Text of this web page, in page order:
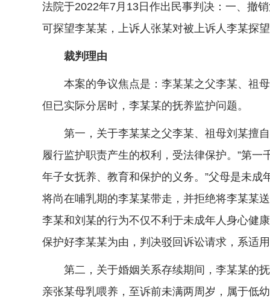
法院于2022年7月13日作出民事判决：一、撤
可探望李某某，上诉人张某对被上诉人李某探
裁判理由
本案的争议焦点是：李某某之父李某、祖母
但已实际分居时，李某某的抚养监护问题。
第一，关于李某某之父李某、祖母刘某擅自
履行监护职责产生的权利，受法律保护。”第
年子女抚养、教育和保护的义务。”父母是未
将尚在哺乳期的李某某带走，并拒绝将李某某
李某和刘某的行为不仅不利于未成年人身心健
保护好李某某为由，判决驳回诉讼请求，系适
第二，关于婚姻关系存续期间，李某某的抚
亲张某母乳喂养，至诉前未满两周岁，属于低